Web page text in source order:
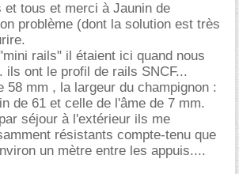
et tous et merci à Jaunin de
problème (dont la solution est très
rails" il étaient ici quand nous
ils ont le profil de rails SNCF...
58 mm , la largeur du champignon :
de 61 et celle de l'âme de 7 mm.
séjour à l'extérieur ils me
résistants compte-tenu que
un mètre entre les appuis....